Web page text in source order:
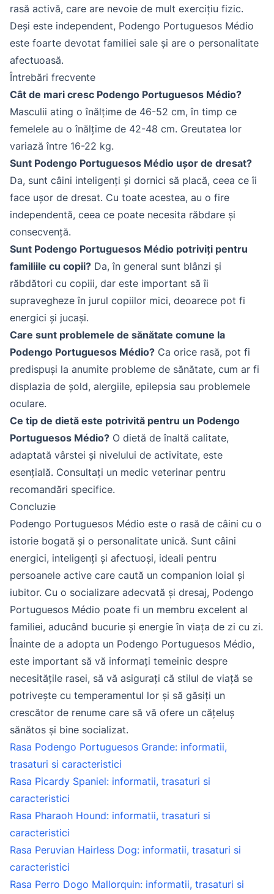
rasă activă, care are nevoie de mult exercițiu fizic.
Deși este independent, Podengo Portuguesos Médio
este foarte devotat familiei sale și are o personalitate
afectuoasă.
Întrebări frecvente
Cât de mari cresc Podengo Portuguesos Médio?
Masculii ating o înălțime de 46-52 cm, în timp ce
femelele au o înălțime de 42-48 cm. Greutatea lor
variază între 16-22 kg.
Sunt Podengo Portuguesos Médio ușor de dresat?
Da, sunt câini inteligenți și dornici să placă, ceea ce îi
face ușor de dresat. Cu toate acestea, au o fire
independentă, ceea ce poate necesita răbdare și
consecvență.
Sunt Podengo Portuguesos Médio potriviți pentru
familiile cu copii? Da, în general sunt blânzi și
răbdători cu copiii, dar este important să îi
supravegheze în jurul copiilor mici, deoarece pot fi
energici și jucași.
Care sunt problemele de sănătate comune la
Podengo Portuguesos Médio? Ca orice rasă, pot fi
predispuși la anumite probleme de sănătate, cum ar fi
displazia de șold, alergiile, epilepsia sau problemele
oculare.
Ce tip de dietă este potrivită pentru un Podengo
Portuguesos Médio? O dietă de înaltă calitate,
adaptată vârstei și nivelului de activitate, este
esențială. Consultați un medic veterinar pentru
recomandări specifice.
Concluzie
Podengo Portuguesos Médio este o rasă de câini cu o
istorie bogată și o personalitate unică. Sunt câini
energici, inteligenți și afectuoși, ideali pentru
persoanele active care caută un companion loial și
iubitor. Cu o socializare adecvată și dresaj, Podengo
Portuguesos Médio poate fi un membru excelent al
familiei, aducând bucurie și energie în viața de zi cu zi.
Înainte de a adopta un Podengo Portuguesos Médio,
este important să vă informați temeinic despre
necesitățile rasei, să vă asigurați că stilul de viață se
potrivește cu temperamentul lor și să găsiți un
crescător de renume care să vă ofere un cățeluș
sănătos și bine socializat.
Rasa Podengo Portuguesos Grande: informatii,
trasaturi si caracteristici
Rasa Picardy Spaniel: informatii, trasaturi si
caracteristici
Rasa Pharaoh Hound: informatii, trasaturi si
caracteristici
Rasa Peruvian Hairless Dog: informatii, trasaturi si
caracteristici
Rasa Perro Dogo Mallorquin: informatii, trasaturi si